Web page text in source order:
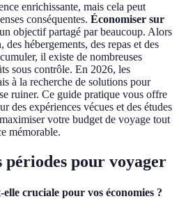
enrichissante, mais cela peut
conséquentes. Économiser sur
objectif partagé par beaucoup. Alors
hébergements, des repas et des
il existe de nombreuses
sous contrôle. En 2026, les
à la recherche de solutions pour
ruiner. Ce guide pratique vous offre
des expériences vécues et des études
votre budget de voyage tout
mémorable.
périodes pour voyager
cruciale pour vos économies ?